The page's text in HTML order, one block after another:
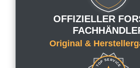
OFFIZIELLER
Original &
TOP SERVICE